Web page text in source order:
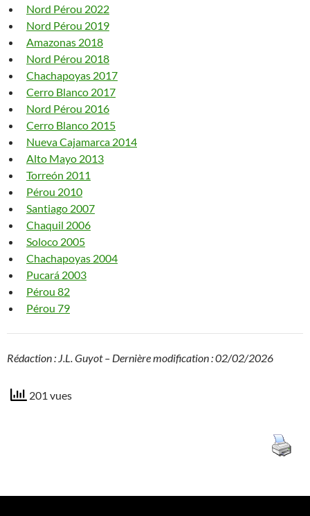
Nord Pérou 2022
Nord Pérou 2019
Amazonas 2018
Nord Pérou 2018
Chachapoyas 2017
Cerro Blanco 2017
Nord Pérou 2016
Cerro Blanco 2015
Nueva Cajamarca 2014
Alto Mayo 2013
Torreón 2011
Pérou 2010
Santiago 2007
Chaquil 2006
Soloco 2005
Chachapoyas 2004
Pucará 2003
Pérou 82
Pérou 79
Rédaction : J.L. Guyot – Dernière modification : 02/02/2026
201 vues